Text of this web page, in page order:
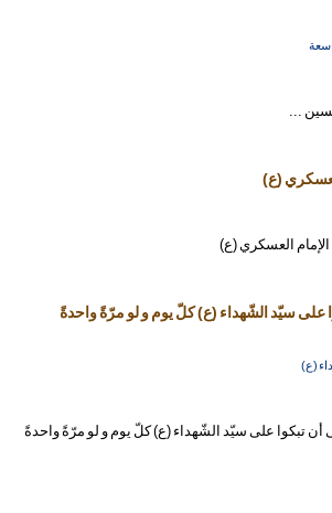
(ع)
على سيّد الشّهداء (ع) كلّ يوم و لو مرّةً واحدةً
(ع)